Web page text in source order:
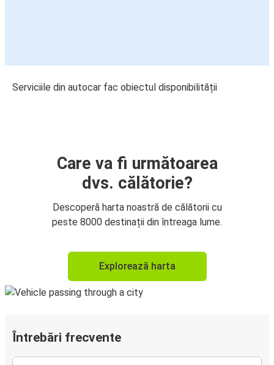
Serviciile din autocar fac obiectul disponibilității
Care va fi următoarea
dvs. călătorie?
Descoperă harta noastră de călătorii cu
peste 8000 destinații din întreaga lume.
Explorează harta
Întrebări frecvente